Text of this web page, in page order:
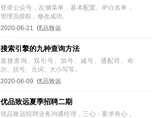
登录公众号，左侧菜单，基本配置。IP白名单，
管理员授权，修改成功。
2020-06-21 优品致远
搜索引擎的九种查询方法
直接查询、双引号、加号、减号、通配符、布
尔、括号、元词、大小写等。
2020-06-09 优品致远
优品致远夏季招聘二期
优品致远招聘业务沟通经理，三心：要求有心，